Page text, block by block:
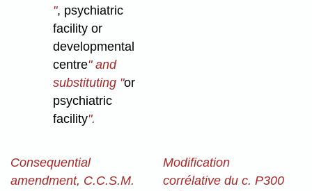
", psychiatric
facility or
developmental
centre" and
substituting "or
psychiatric
facility".
Consequential
amendment, C.C.S.M.
Modification
corrélative du c. P300